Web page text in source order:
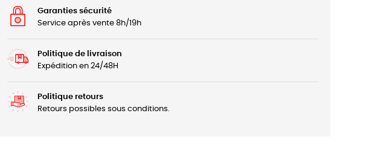
Garanties sécurité
Service après vente 8h/19h
Politique de livraison
Expédition en 24/48H
Politique retours
Retours possibles sous conditions.